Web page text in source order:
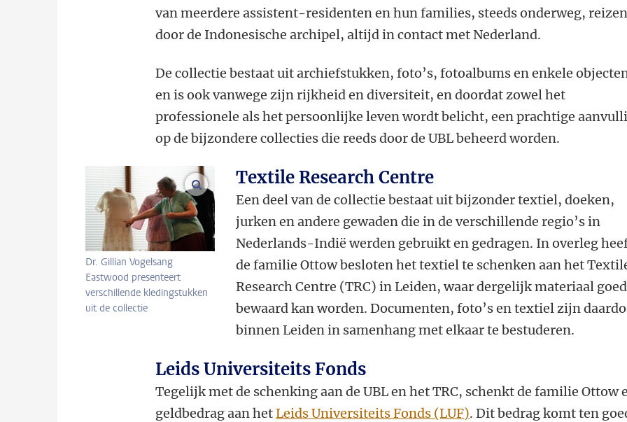
van meerdere assistent-residenten en hun families, steeds onderweg,
door de Indonesische archipel, altijd in contact met Nederland.
De collectie bestaat uit archiefstukken, foto’s, fotoalbums en enkele
en is ook vanwege zijn rijkheid en diversiteit, en doordat zowel het
professionele als het persoonlijke leven wordt belicht, een prachtige
op de bijzondere collecties die reeds door de UBL beheerd worden.
Dr. Gillian Vogelsang
Eastwood presenteert
verschillende kledingstukken
uit de collectie
vergroot afbeeldingen
Textile Research Centre
Een deel van de collectie bestaat uit bijzonder textiel, doeken,
jurken en andere gewaden die in de verschillende regio’s in
Nederlands-Indië werden gebruikt en gedragen. In overleg
de familie Ottow besloten het textiel te schenken aan het
Research Centre (TRC) in Leiden, waar dergelijk materiaal goed
bewaard kan worden. Documenten, foto’s en textiel zijn
binnen Leiden in samenhang met elkaar te bestuderen.
Leids Universiteits Fonds
Tegelijk met de schenking aan de UBL en het TRC, schenkt de familie Ottow
geldbedrag aan hetLeids Universiteits Fonds (LUF). Dit bedrag komt ten